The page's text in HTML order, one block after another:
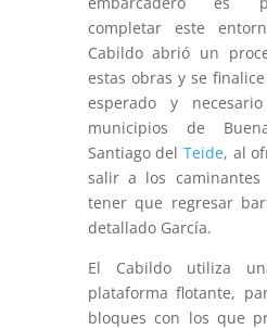
completar este
Cabildo abrió un
estas obras y se
esperado y
municipios de
Santiago del Teide, al
salir a los
tener que regresar
detallado García.
El Cabildo utiliza
plataforma flotante,
bloques con los que